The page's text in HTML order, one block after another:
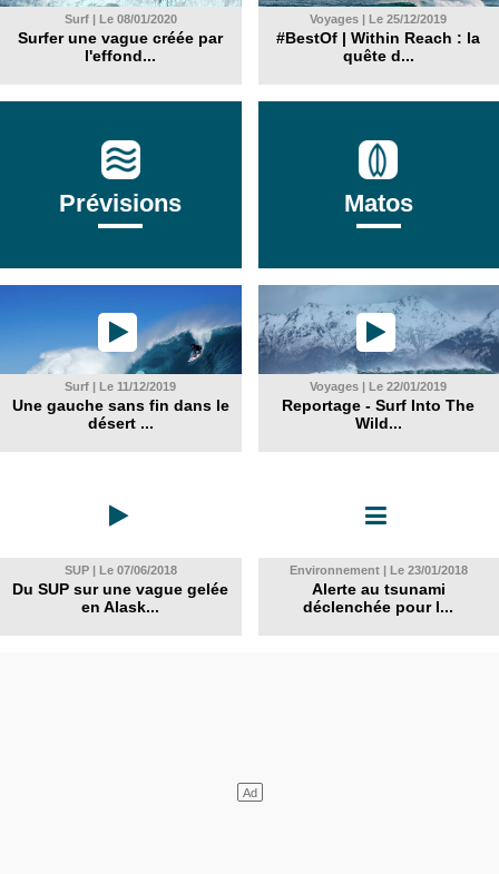
Surf | Le 08/01/2020
Surfer une vague créée par
l'effond...
Voyages | Le 25/12/2019
#BestOf | Within Reach : la
quête d...
Prévisions Matos
Surf | Le 11/12/2019
Une gauche sans fin dans le
désert ...
Voyages | Le 22/01/2019
Reportage - Surf Into The
Wild...
SUP | Le 07/06/2018
Du SUP sur une vague gelée
en Alask...
Environnement | Le 23/01/2018
Alerte au tsunami
déclenchée pour l...